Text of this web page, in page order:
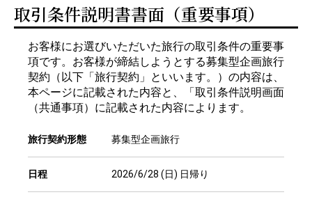
取引条件説明書書面（重要事項）
お客様にお選びいただいた旅行の取引条件の重要事
項です。お客様が締結しようとする募集型企画旅行
契約（以下「旅行契約」といいます。）の内容は、
本ページに記載された内容と、「取引条件説明画面
（共通事項）に記載された内容によります。
旅行契約形態 募集型企画旅行
日程 2026/6/28 (日) 日帰り